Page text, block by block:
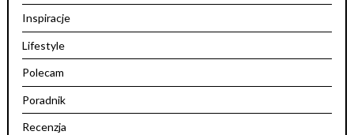
Inspiracje
Lifestyle
Polecam
Poradnik
Recenzja